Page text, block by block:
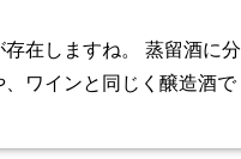
在しますね。 蒸留酒に分
ワインと同じく醸造酒で